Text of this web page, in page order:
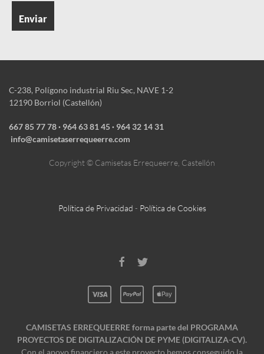
C-238, Polígono industrial Riu Sec, NAVE 1-2
12190 Borriol (Castellón)
667 85 77 78· 964 63 81 45 · ‎964 32 14 31
info@camisetaserrequeerre.com
Copyright © Camisetas Errequeerre, Castellón
Política de Privacidad - Política de Cookies
CAMISETAS ERREQUEERRE forma parte del PROGRAMA
PROYECTOS DE DIGITALIZACIÓN DE PYME (DIGITALIZA-CV).
Con el apoyo financiero a este proyecto hemos conseguido la